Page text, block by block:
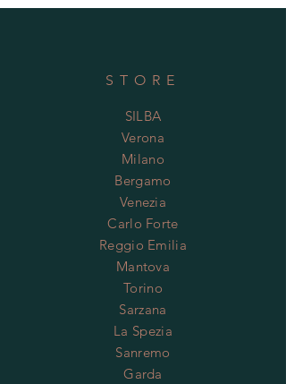
STORE
SILBA
Verona
Milano
Bergamo
Venezia
Carlo Forte
Reggio Emilia
Mantova
Torino
Sarzana
La Spezia
Sanremo
Garda